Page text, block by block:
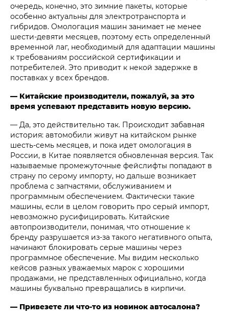
очередь, конечно, это зимние пакеты, которые
особенно актуальны для электротранспорта и
гибридов. Омологация машин занимает не менее
шести-девяти месяцев, поэтому есть определенный
временной лаг, необходимый для адаптации машины
к требованиям российской сертификации и
потребителей. Это приводит к некой задержке в
поставках у всех брендов.
— Китайские производители, пожалуй, за это
время успевают представить новую версию.
— Да, это действительно так. Происходит забавная
история: автомобили живут на китайском рынке
шесть-семь месяцев, и пока идет омологация в
России, в Китае появляется обновленная версия. Так
называемые промежуточные фейслифты попадают в
страну по серому импорту, но дальше возникает
проблема с запчастями, обслуживанием и
программным обеспечением. Фактически такие
машины, если в целом говорить про серый импорт,
невозможно русифицировать. Китайские
автопроизводители, понимая, что отношение к
бренду разрушается из-за такого негативного опыта,
начинают блокировать серые машины через
программное обеспечение. Мы видим несколько
кейсов разных уважаемых марок с хорошими
продажами, не представленных официально, когда
машины буквально превращались в кирпичи.
— Привезете ли что-то из новинок автосалона?